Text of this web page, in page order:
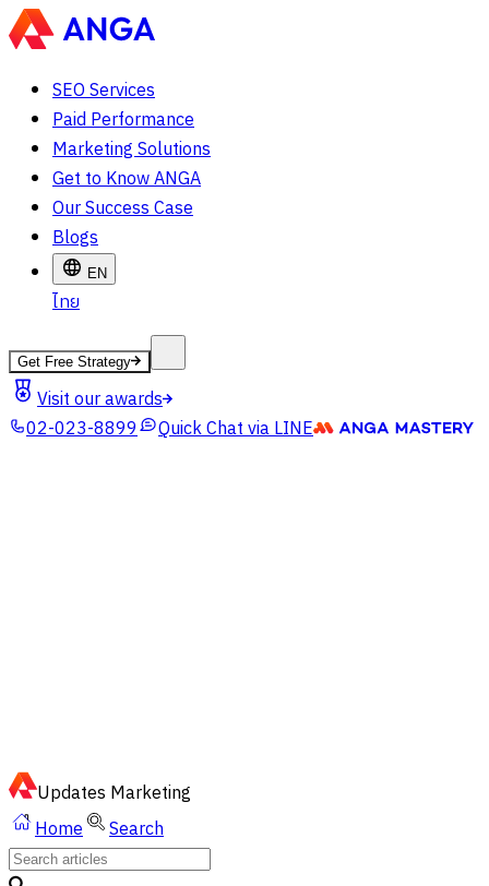
SEO Services
Paid Performance
Marketing Solutions
Get to Know ANGA
Our Success Case
Blogs
EN
ไทย
Get Free Strategy
Visit our awards
02-023-8899
Quick Chat via LINE
Updates Marketing
Home
Search